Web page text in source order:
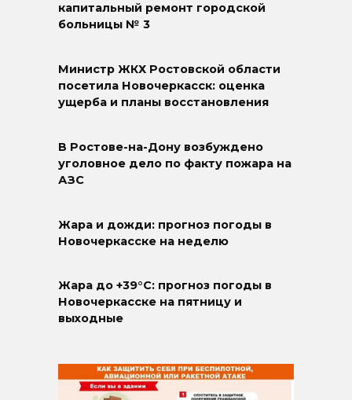
капитальный ремонт городской
больницы № 3
Министр ЖКХ Ростовской области
посетила Новочеркасск: оценка
ущерба и планы восстановления
В Ростове-на-Дону возбуждено
уголовное дело по факту пожара на
АЗС
Жара и дожди: прогноз погоды в
Новочеркасске на неделю
Жара до +39°C: прогноз погоды в
Новочеркасске на пятницу и
выходные